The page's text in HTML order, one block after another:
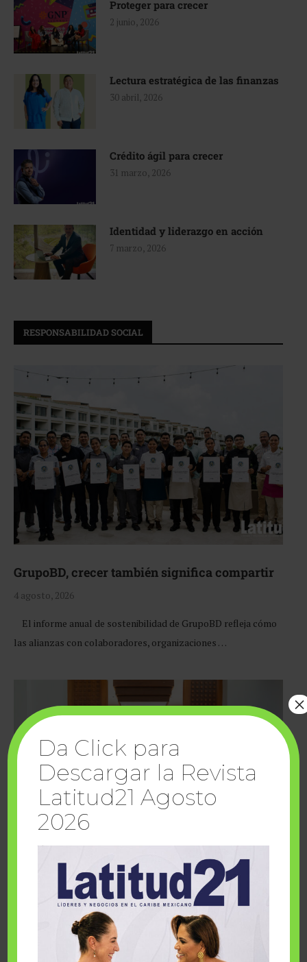
Proteger para crecer
2 junio, 2026
Lectura estratégica de las finanzas
30 abril, 2026
Crédito ágil para crecer
31 marzo, 2026
Identidad y liderazgo en acción
7 marzo, 2026
RESPONSABILIDAD SOCIAL
GrupoBD, crecer también significa compartir
4 agosto, 2026
El informe anual de sostenibilidad de GrupoBD refleja cómo
las alianzas con colaboradores, organizaciones …
Cuando la solidaridad inspira; cumplen
sueños Fairmont Mayakoba y Make-A-Wish
Da Click para
Descargar la Revista
Latitud21 Agosto
2026
×